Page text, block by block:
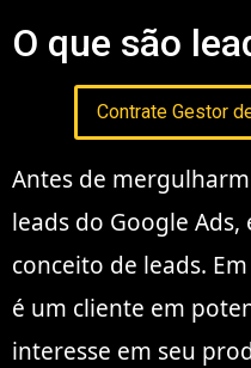
O que são
Contrate Gestor
Antes de
leads do Google
conceito de leads.
é um cliente em
interesse em seu